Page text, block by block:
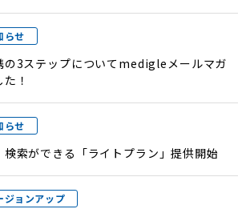
らせ
の3ステップについてmedigleメールマガ
！
らせ
索ができる「ライトプラン」提供開始
ジョンアップ